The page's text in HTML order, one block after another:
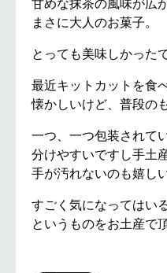
まさに大人のお菓子。
とっても美味しかった
最近キットカットを食
懐かしいけど、普段の
一つ、一つ包装されて
分けやすいですし手土
手が汚れないのも嬉し
すごく気になってはい
というものをお土産で